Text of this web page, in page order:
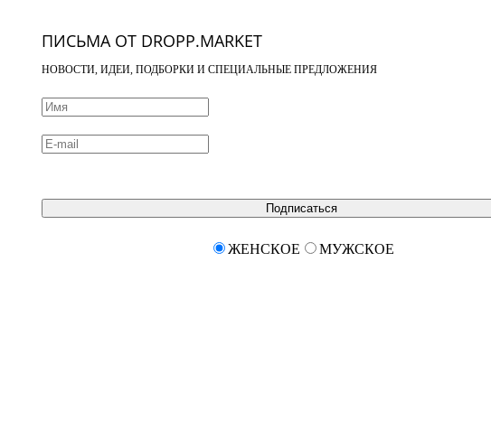
ПИСЬМА ОТ DROPP.MARKET
НОВОСТИ, ИДЕИ, ПОДБОРКИ И СПЕЦИАЛЬНЫЕ ПРЕДЛОЖЕНИЯ
Подписаться
ЖЕНСКОЕ МУЖСКОЕ